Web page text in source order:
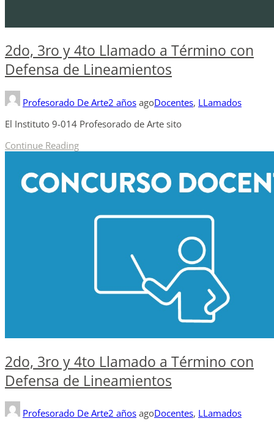
2do, 3ro y 4to Llamado a Término con
Defensa de Lineamientos
Profesorado De Arte2 años agoDocentes, LLamados
El Instituto 9-014 Profesorado de Arte sito
Continue Reading
2do, 3ro y 4to Llamado a Término con
Defensa de Lineamientos
Profesorado De Arte2 años agoDocentes, LLamados